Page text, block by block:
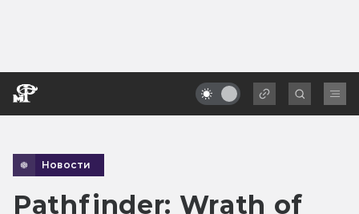
Новости
Pathfinder: Wrath of